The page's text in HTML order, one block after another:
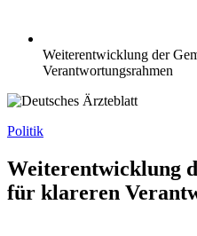
Weiterentwicklung der
Verantwortungsrahmen
Politik
Weiterentwicklung
für klareren